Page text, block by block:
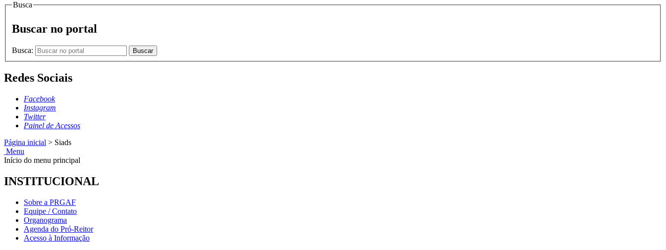
Busca
Buscar no portal
Busca: Buscar
Redes Sociais
Facebook
Instagram
Twitter
Painel de Acessos
Página inicial > Siads
Menu
Início do menu principal
INSTITUCIONAL
Sobre a PRGAF
Equipe / Contato
Organograma
Agenda do Pró-Reitor
Acesso à Informação